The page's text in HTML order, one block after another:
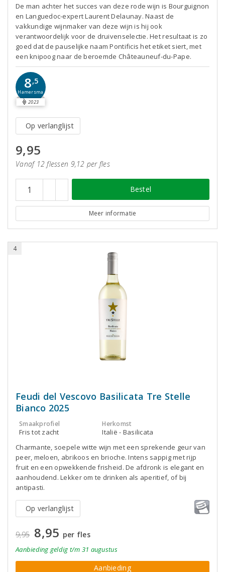
De man achter het succes van deze rode wijn is Bourguignon
en Languedoc-expert Laurent Delaunay. Naast de
vakkundige wijnmaker van deze wijn is hij ook
verantwoordelijk voor de druivenselectie. Het resultaat is zo
goed dat de pauselijke naam Pontificis het etiket siert, met
een knipoog naar de beroemde Châteauneuf-du-Pape.
8,5
Hamersma
2023
Op verlanglijst
9,95
Vanaf 12 flessen 9,12 per fles
Bestel
Meer informatie
4
Feudi del Vescovo Basilicata Tre Stelle
Bianco 2025
Smaakprofiel
Fris tot zacht
Herkomst
Italië - Basilicata
Charmante, soepele witte wijn met een sprekende geur van
peer, meloen, abrikoos en brioche. Intens sappig met rijp
fruit en een opwekkende frisheid. De afdronk is elegant en
aanhoudend. Lekker om te drinken als aperitief, of bij
antipasti.
Op verlanglijst
9,95 8,95 per fles
Aanbieding geldig t/m 31 augustus
Aanbieding